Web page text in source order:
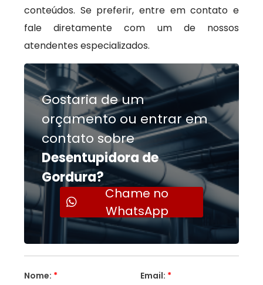
conteúdos. Se preferir, entre em contato e
fale diretamente com um de nossos
atendentes especializados.
Gostaria de um
orçamento ou entrar em
contato sobre
Desentupidora de
Gordura?
Chame no
WhatsApp
Nome: * Email: *